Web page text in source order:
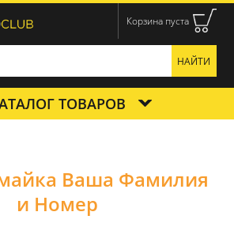
Корзина пуста
ТОВАРОВ
Ваша Фамилия
и Номер